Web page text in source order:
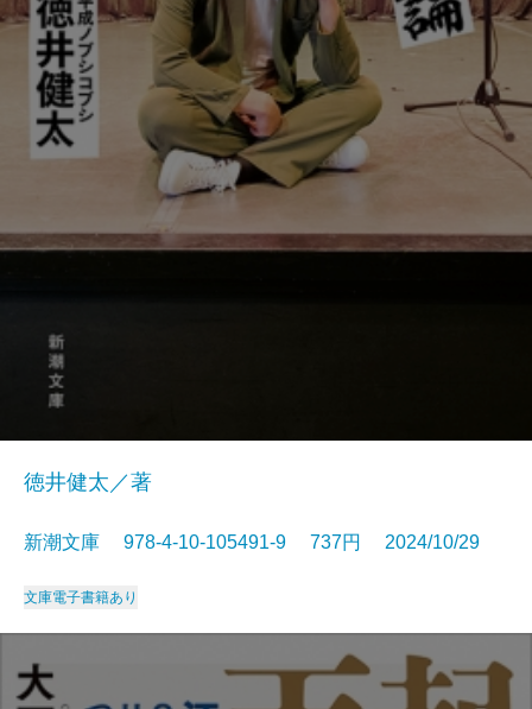
徳井健太／著
新潮文庫 978-4-10-105491-9 737円 2024/10/29
文庫電子書籍あり